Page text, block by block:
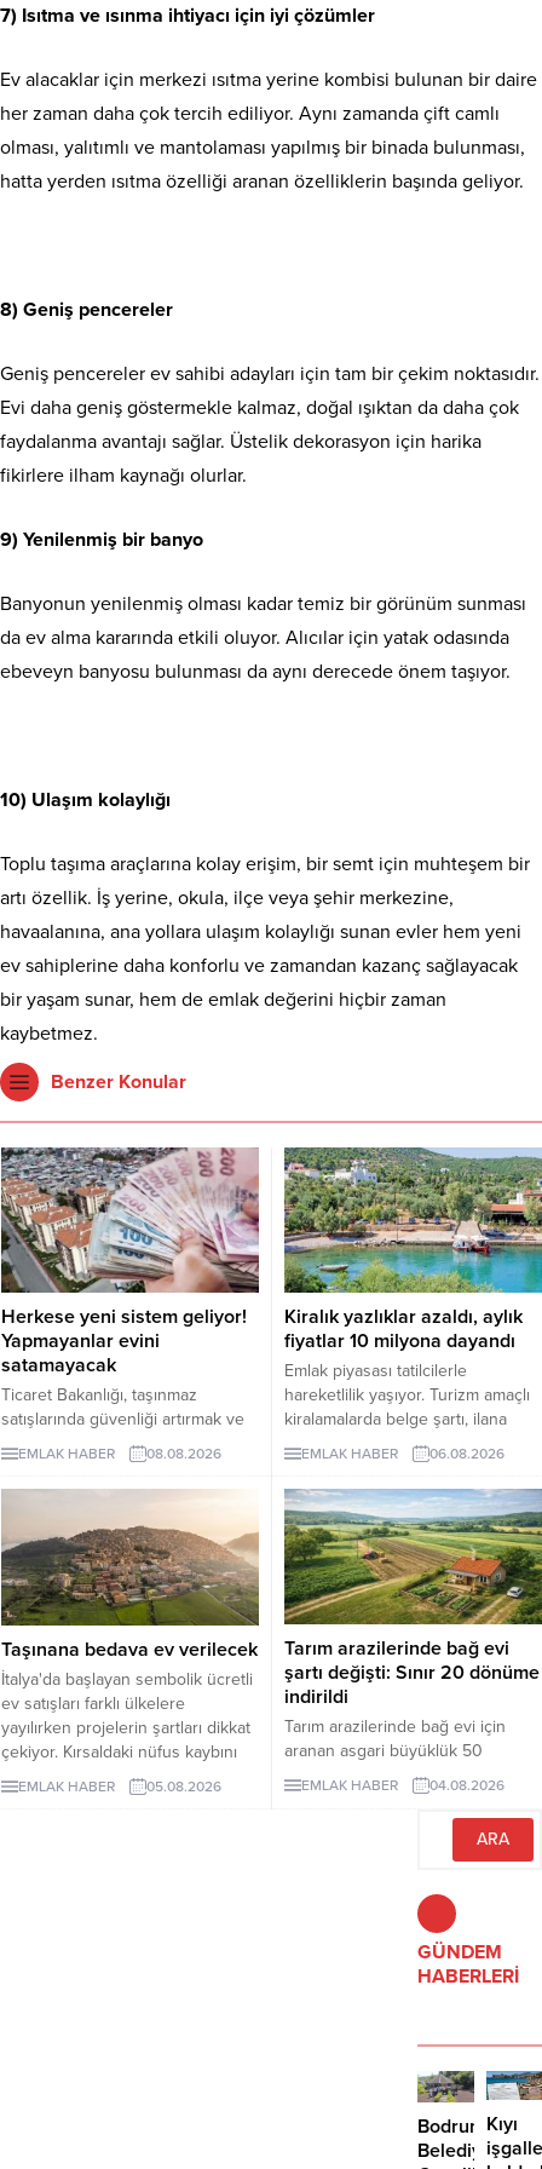
7) Isıtma ve ısınma ihtiyacı için iyi çözümler
Ev alacaklar için merkezi ısıtma yerine kombisi bulunan bir daire
her zaman daha çok tercih ediliyor. Aynı zamanda çift camlı
olması, yalıtımlı ve mantolaması yapılmış bir binada bulunması,
hatta yerden ısıtma özelliği aranan özelliklerin başında geliyor.
8) Geniş pencereler
Geniş pencereler ev sahibi adayları için tam bir çekim noktasıdır.
Evi daha geniş göstermekle kalmaz, doğal ışıktan da daha çok
faydalanma avantajı sağlar. Üstelik dekorasyon için harika
fikirlere ilham kaynağı olurlar.
9) Yenilenmiş bir banyo
Banyonun yenilenmiş olması kadar temiz bir görünüm sunması
da ev alma kararında etkili oluyor. Alıcılar için yatak odasında
ebeveyn banyosu bulunması da aynı derecede önem taşıyor.
10) Ulaşım kolaylığı
Toplu taşıma araçlarına kolay erişim, bir semt için muhteşem bir
artı özellik. İş yerine, okula, ilçe veya şehir merkezine,
havaalanına, ana yollara ulaşım kolaylığı sunan evler hem yeni
ev sahiplerine daha konforlu ve zamandan kazanç sağlayacak
bir yaşam sunar, hem de emlak değerini hiçbir zaman
kaybetmez.
Benzer Konular
Herkese yeni sistem geliyor!
Yapmayanlar evini
satamayacak
Ticaret Bakanlığı, taşınmaz
satışlarında güvenliği artırmak ve
dolandırıcılık riskini azaltmak
amacıyla hayata geçireceği
Güvenli Ödeme Sistemi'nin
2026'ya erteledi. Düzenlemeyle
birlikte konut ve diğer taşınmaz
alım satımlarında ödeme
işlemlerinin daha güvenli bir
hedefleniyor.
EMLAK HABER 08.08.2026
Kiralık yazlıklar azaldı, aylık
fiyatlar 10 milyona dayandı
Emlak piyasası tatilcilerle
hareketlilik yaşıyor. Turizm amaçlı
kiralamalarda belge şartı, ilana
çıkan günlük kiralık mülk sayısını 7
binin altına düşürürken, fiyatlar da
yukarı çıktı. Akdeniz ve Ege’de
yazlıkların günlük kirası 6 bin lira
ile 75 bin lira arasında değişti.
Lüks villaların aylık kira tutarları 10
milyon liraya kadar yükseldi.
Sektör...
EMLAK HABER 06.08.2026
Taşınana bedava ev verilecek
İtalya'da başlayan sembolik ücretli
ev satışları farklı ülkelere
yayılırken projelerin şartları dikkat
çekiyor. Kırsaldaki nüfus kaybını
önlemeyi amaçlayan
uygulamalarda evler ücretsiz veya
EMLAK HABER 05.08.2026
Tarım arazilerinde bağ evi
şartı değişti: Sınır 20 dönüme
indirildi
Tarım arazilerinde bağ evi için
aranan asgari büyüklük 50
dönümden 20 dönüme indirildi.
Düzenleme, izinsiz bungalovları
otomatik olarak yasallaştırmıyor.
EMLAK HABER 04.08.2026
GÜNDEM
HABERLERİ
Bodrum
Belediyesi
Kıyı